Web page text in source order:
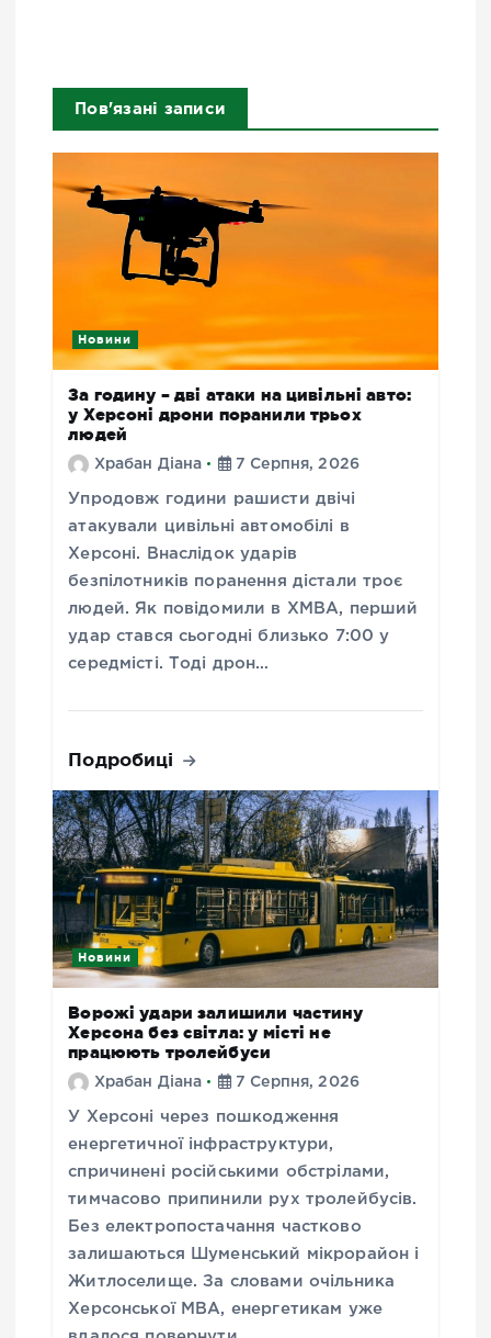
Пов'язані записи
Новини
За годину – дві атаки на цивільні авто:
у Херсоні дрони поранили трьох
людей
Храбан Діана 7 Серпня, 2026
Упродовж години рашисти двічі
атакували цивільні автомобілі в
Херсоні. Внаслідок ударів
безпілотників поранення дістали троє
людей. Як повідомили в ХМВА, перший
удар стався сьогодні близько 7:00 у
середмісті. Тоді дрон…
Подробиці
Новини
Ворожі удари залишили частину
Херсона без світла: у місті не
працюють тролейбуси
Храбан Діана 7 Серпня, 2026
У Херсоні через пошкодження
енергетичної інфраструктури,
спричинені російськими обстрілами,
тимчасово припинили рух тролейбусів.
Без електропостачання частково
залишаються Шуменський мікрорайон і
Житлоселище. За словами очільника
Херсонської МВА, енергетикам уже